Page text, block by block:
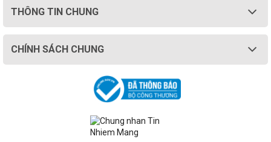
THÔNG TIN CHUNG
CHÍNH SÁCH CHUNG